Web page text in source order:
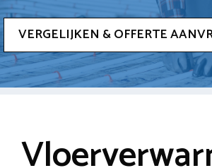
VERGELIJKEN & OFFERTE